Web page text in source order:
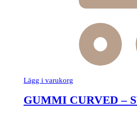
Lägg i varukorg
GUMMI CURVED –